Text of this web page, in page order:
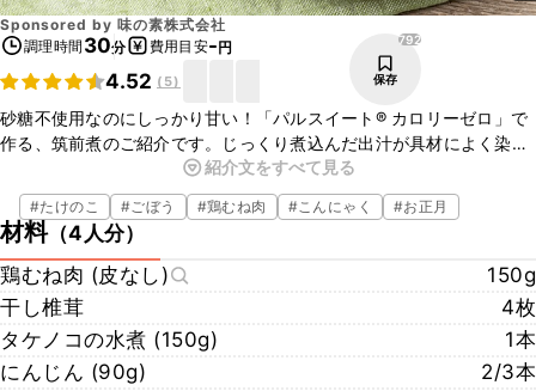
Sponsored by 味の素株式会社
調理時間 30分 費用目安-円
4.52 ( 5)
792
保存
砂糖不使用なのにしっかり甘い！「パルスイート® カロリーゼロ」で
作る、筑前煮のご紹介です。じっくり煮込んだ出汁が具材によく染
み、心も体もほっとする味わいです。具沢山で満足感もあり、食卓を
華やかに彩りますよ。ぜひお試しくださいね。
監修 朝日新聞ボンマルシェ 詳しくはこちら
https://www.asahi.com/ads/ajinomoto_pal/?cid=kurashiru1
紹介文をすべて見る
#たけのこ #ごぼう #鶏むね肉 #こんにゃく #お正月
材料（4人分）
鶏むね肉 (皮なし)
150g
干し椎茸
4枚
タケノコの水煮 (150g)
1本
にんじん (90g)
2/3本